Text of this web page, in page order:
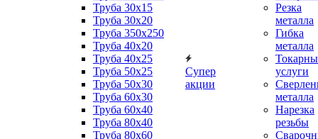
Труба 30x15
Труба 30x20
Труба 350x250
Труба 40x20
Труба 40x25
Труба 50x25
Труба 50x30
Труба 60x30
Труба 60x40
Труба 80x40
Труба 80x60
Супер
акции
Резка
металла
Гибка
металла
услуги
металла
Нарезка
резьбы